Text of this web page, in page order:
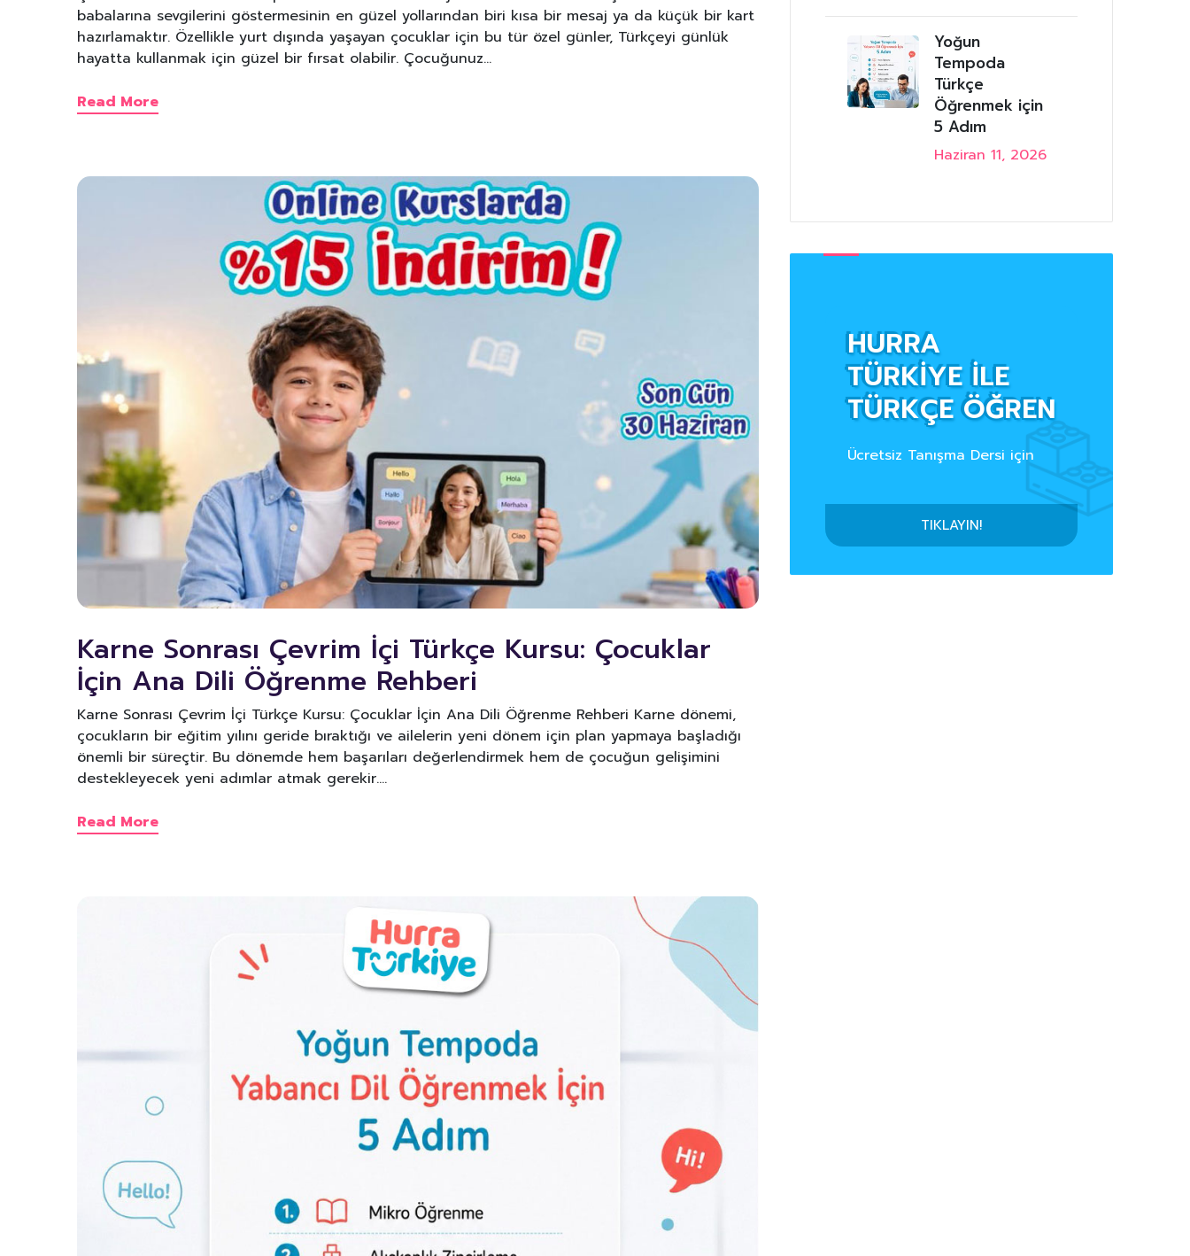
babalarına sevgilerini göstermesinin en güzel yollarından biri kısa bir mesaj ya da küçük bir kart
hazırlamaktır. Özellikle yurt dışında yaşayan çocuklar için bu tür özel günler, Türkçeyi günlük
hayatta kullanmak için güzel bir fırsat olabilir. Çocuğunuz…
Read More
Karne Sonrası Çevrim İçi Türkçe Kursu: Çocuklar
İçin Ana Dili Öğrenme Rehberi
Karne Sonrası Çevrim İçi Türkçe Kursu: Çocuklar İçin Ana Dili Öğrenme Rehberi Karne dönemi,
çocukların bir eğitim yılını geride bıraktığı ve ailelerin yeni dönem için plan yapmaya başladığı
önemli bir süreçtir. Bu dönemde hem başarıları değerlendirmek hem de çocuğun gelişimini
destekleyecek yeni adımlar atmak gerekir.…
Read More
Yoğun
Tempoda
Türkçe
Öğrenmek için
5 Adım
Haziran 11, 2026
HURRA
TÜRKİYE İLE
TÜRKÇE ÖĞREN
Ücretsiz Tanışma Dersi için
TIKLAYIN!